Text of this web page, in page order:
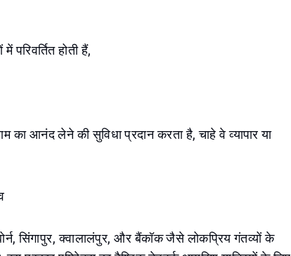
होती हैं,
का आनंद लेने की सुविधा प्रदान करता है, चाहे वे व्यापार या
सिंगापुर, क्वालालंपुर, और बैंकॉक जैसे लोकप्रिय गंतव्यों के